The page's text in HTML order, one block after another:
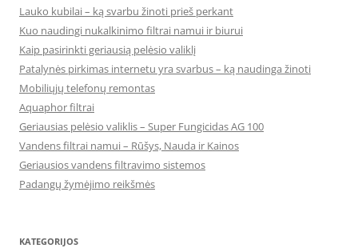
Lauko kubilai – ką svarbu žinoti prieš perkant
Kuo naudingi nukalkinimo filtrai namui ir biurui
Kaip pasirinkti geriausią pelėsio valiklį
Patalynės pirkimas internetu yra svarbus – ką naudinga žinoti
Mobiliųjų telefonų remontas
Aquaphor filtrai
Geriausias pelėsio valiklis – Super Fungicidas AG 100
Vandens filtrai namui – Rūšys, Nauda ir Kainos
Geriausios vandens filtravimo sistemos
Padangų žymėjimo reikšmės
KATEGORIJOS